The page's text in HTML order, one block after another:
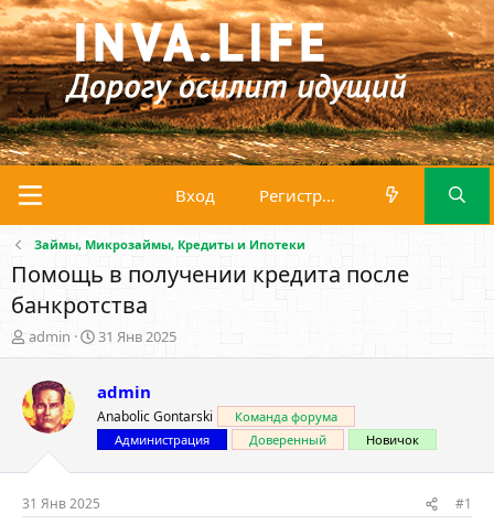
Вход Регистрация
Займы, Микрозаймы, Кредиты и Ипотеки
Помощь в получении кредита после
банкротства
А
в
о
р
т
м
ы
admin
Д
а
а
н
а
ч
а
л
а
31 Янв 2025
admin
Anabolic Gontarski
Команда форума
Администрация
Доверенный Новичок
31 Янв 2025 #1